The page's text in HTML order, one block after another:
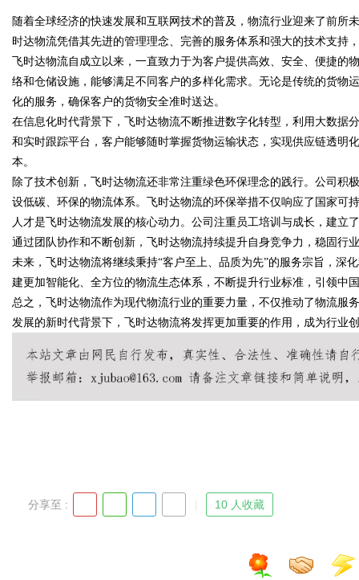
uz
!
随着全球经济的快速发展和互联网技术的普及，物流行业迎来了前所
时达物流凭借其先进的管理理念、完善的服务体系和强大的技术支持
飞时达物流自成立以来，一直致力于为客户提供高效、安全、便捷
络和仓储设施，能够满足不同客户的多样化需求。无论是传统的货物
化的服务，确保客户的货物安全准时送达。
在信息化时代背景下，飞时达物流不断推进数字化转型，利用大数据
和实时跟踪平台，客户能够随时掌握货物运输状态，实现供应链透明
本。
除了技术创新，飞时达物流还非常注重绿色环保理念的践行。公司积
设低碳、环保的物流体系。飞时达物流的环保举措不仅响应了国家可
人才是飞时达物流发展的核心动力。公司注重员工培训与成长，建立
通过团队协作和不断创新，飞时达物流持续提升自身竞争力，稳固行
未来，飞时达物流将继续秉持“客户至上、品质为先”的服务宗旨，深
建更加智能化、全方位的物流生态体系，不断提升行业标准，引领中
总之，飞时达物流作为现代物流行业的重要力量，不仅推动了物流服
发展的新时代背景下，飞时达物流将发挥更加重要的作用，成为行业
分享至 : 10 人收藏
展前景 护航